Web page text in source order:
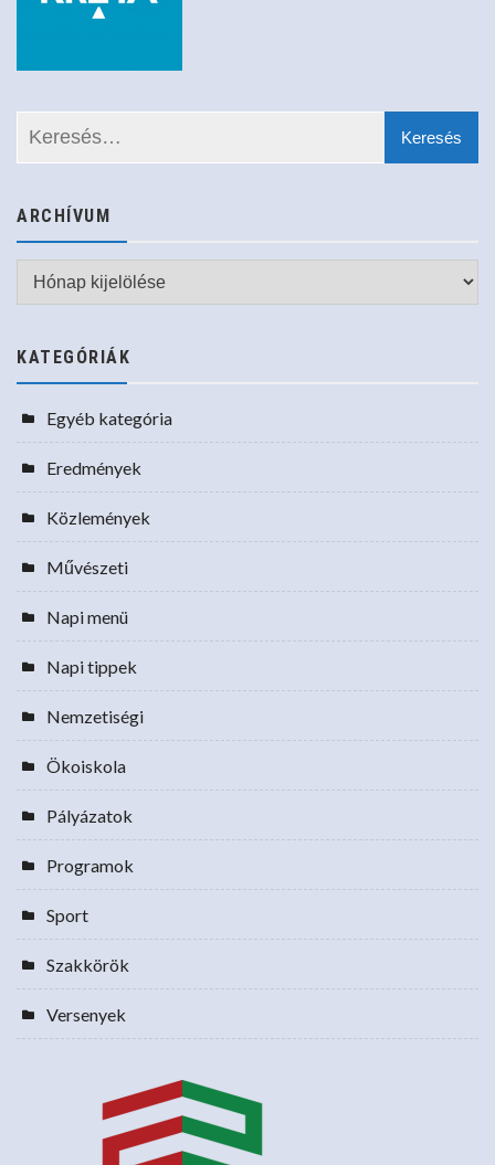
ARCHÍVUM
Archívum
KATEGÓRIÁK
Egyéb kategória
Eredmények
Közlemények
Művészeti
Napi menü
Napi tippek
Nemzetiségi
Ökoiskola
Pályázatok
Programok
Sport
Szakkörök
Versenyek